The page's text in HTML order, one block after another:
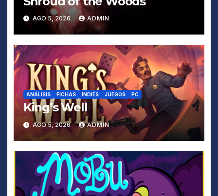
AGO 5, 2026 ADMIN
ANÁLISIS FICHAS INDIES JUEGOS PC
King’s Well
AGO 5, 2026 ADMIN